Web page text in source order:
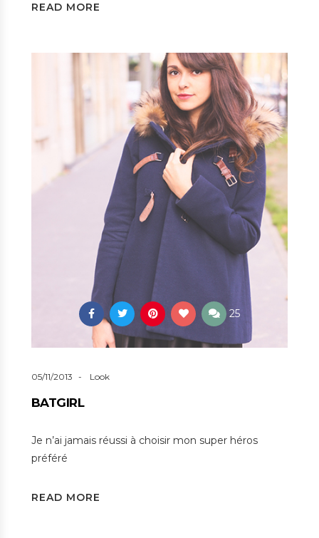
READ MORE
25
05/11/2013 Look
BATGIRL
Je n’ai jamais réussi à choisir mon super héros
préféré
READ MORE